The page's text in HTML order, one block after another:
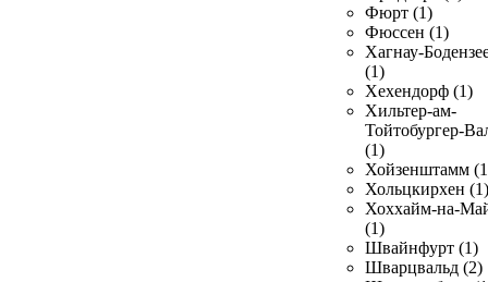
Фюрт (1)
Фюссен (1)
Хагнау-
(1)
Хехендорф (1)
Хильтер-ам-
Тойтобургер-
(1)
Хойзенштамм
Хольцкирхен (1)
Хоххайм-на-
(1)
Швайнфурт (1)
Шварцвальд (2)